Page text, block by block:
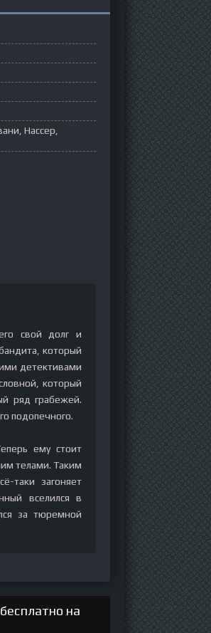
Нассер,
свой долг и
который
детективами
который
ряд грабежей.
подопечного.
ему стоит
телами. Таким
таки загоняет
вселился в
за тюремной
на